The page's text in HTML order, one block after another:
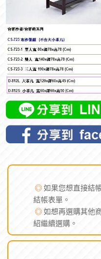
◎如果您想直接結
結帳表單。
◎如想再選購其他
紹繼續選購。